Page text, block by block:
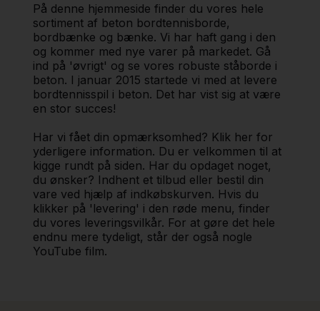
På denne hjemmeside finder du vores hele
sortiment af beton bordtennisborde,
bordbænke og bænke. Vi har haft gang i den
og kommer med nye varer på markedet. Gå
ind på 'øvrigt' og se vores robuste ståborde i
beton. I januar 2015 startede vi med at levere
bordtennisspil i beton. Det har vist sig at være
en stor succes!
Har vi fået din opmærksomhed? Klik her for
yderligere information. Du er velkommen til at
kigge rundt på siden. Har du opdaget noget,
du ønsker? Indhent et tilbud eller bestil din
vare ved hjælp af indkøbskurven. Hvis du
klikker på 'levering' i den røde menu, finder
du vores leveringsvilkår. For at gøre det hele
endnu mere tydeligt, står der også nogle
YouTube film.